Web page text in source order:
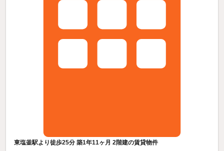
東塩釜駅より徒歩25分 築1年11ヶ月 2階建の賃貸物件